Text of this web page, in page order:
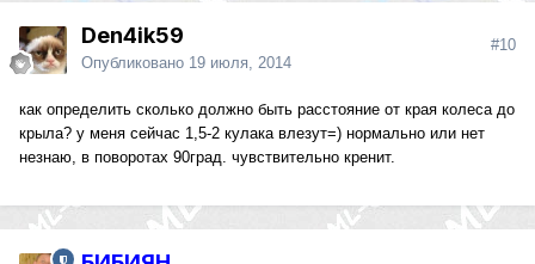
Den4ik59
Опубликовано 19 июля, 2014
#10
как определить сколько должно быть расстояние от края колеса до
крыла? у меня сейчас 1,5-2 кулака влезут=) нормально или нет
незнаю, в поворотах 90град. чувствительно кренит.